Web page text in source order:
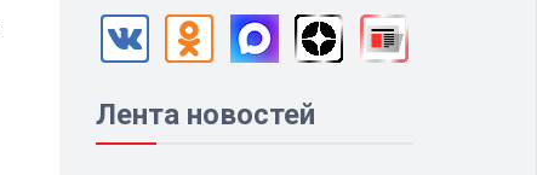
Лента новостей